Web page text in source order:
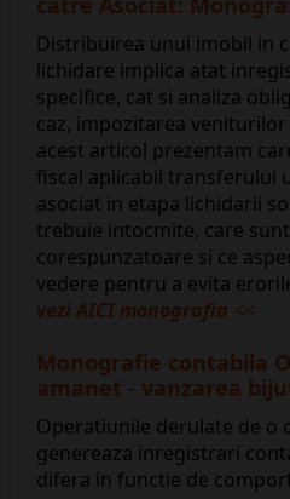
Distribuirea unui imobil in
lichidare implica atat
specifice, cat si analiza
caz, impozitarea
acest articol prezentam
fiscal aplicabil transferului
asociat in etapa lichidarii
trebuie intocmite, care
corespunzatoare si ce
vedere pentru a evita
vezi AICI monografia <<
Monografie contabila
amanet - vanzarea
Operatiunile derulate de o
genereaza inregistrari
difera in functie de